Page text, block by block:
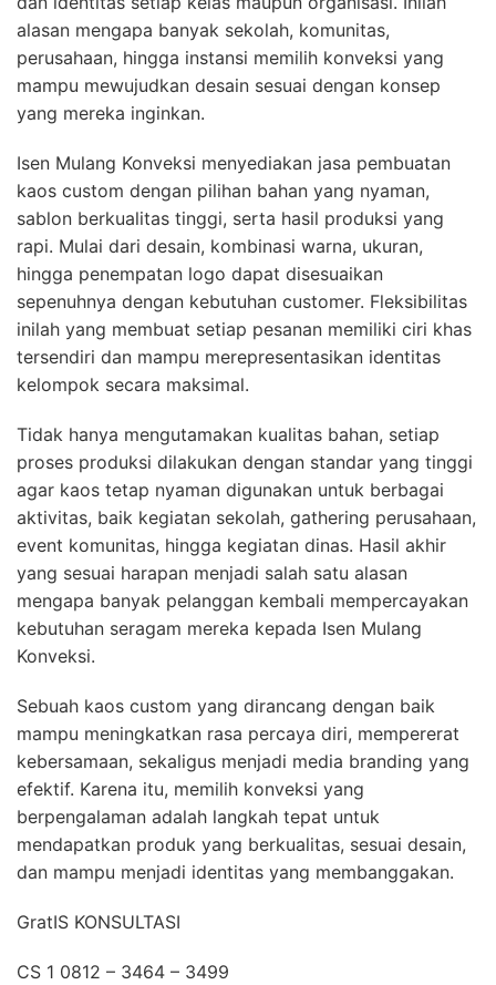
alasan mengapa banyak sekolah, komunitas,
perusahaan, hingga instansi memilih konveksi yang
mampu mewujudkan desain sesuai dengan konsep
yang mereka inginkan.
Isen Mulang Konveksi menyediakan jasa pembuatan
kaos custom dengan pilihan bahan yang nyaman,
sablon berkualitas tinggi, serta hasil produksi yang
rapi. Mulai dari desain, kombinasi warna, ukuran,
hingga penempatan logo dapat disesuaikan
sepenuhnya dengan kebutuhan customer. Fleksibilitas
inilah yang membuat setiap pesanan memiliki ciri khas
tersendiri dan mampu merepresentasikan identitas
kelompok secara maksimal.
Tidak hanya mengutamakan kualitas bahan, setiap
proses produksi dilakukan dengan standar yang tinggi
agar kaos tetap nyaman digunakan untuk berbagai
aktivitas, baik kegiatan sekolah, gathering perusahaan,
event komunitas, hingga kegiatan dinas. Hasil akhir
yang sesuai harapan menjadi salah satu alasan
mengapa banyak pelanggan kembali mempercayakan
kebutuhan seragam mereka kepada Isen Mulang
Konveksi.
Sebuah kaos custom yang dirancang dengan baik
mampu meningkatkan rasa percaya diri, mempererat
kebersamaan, sekaligus menjadi media branding yang
efektif. Karena itu, memilih konveksi yang
berpengalaman adalah langkah tepat untuk
mendapatkan produk yang berkualitas, sesuai desain,
dan mampu menjadi identitas yang membanggakan.
GratIS KONSULTASI
CS 1 0812 – 3464 – 3499